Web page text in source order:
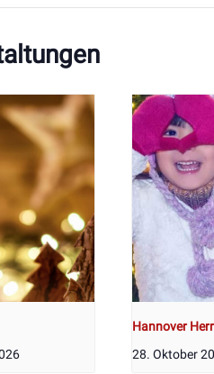
Hannover
28. Oktober